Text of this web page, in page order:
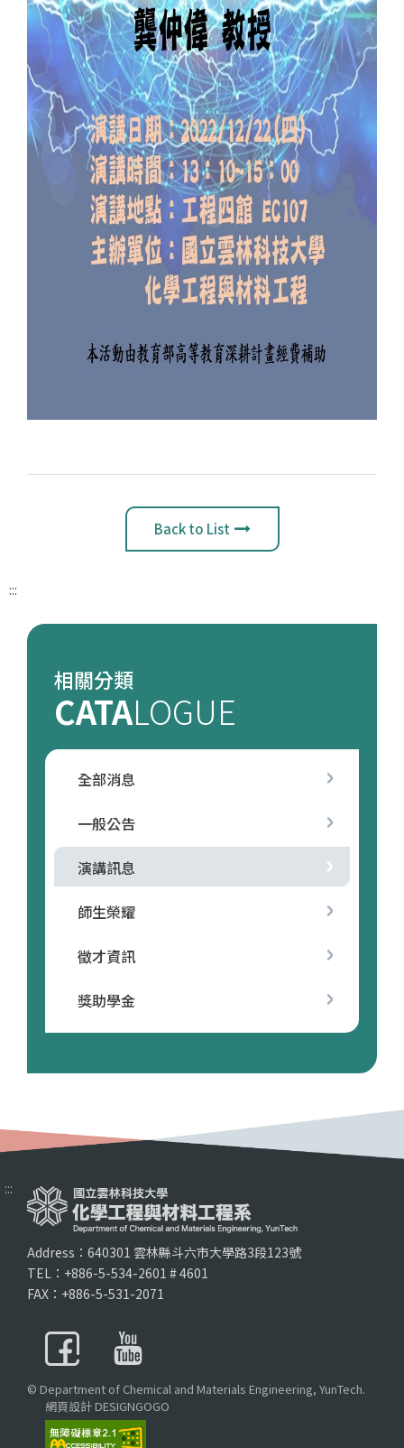
Back to List
:::
相關分類
CATALOGUE
全部消息
一般公告
演講訊息
師生榮耀
徵才資訊
獎助學金
:::
Address：640301 雲林縣斗六市大學路3段123號
TEL：+886-5-534-2601 # 4601
FAX：+886-5-531-2071
© Department of Chemical and Materials Engineering, YunTech.
網頁設計 DESIGNGOGO